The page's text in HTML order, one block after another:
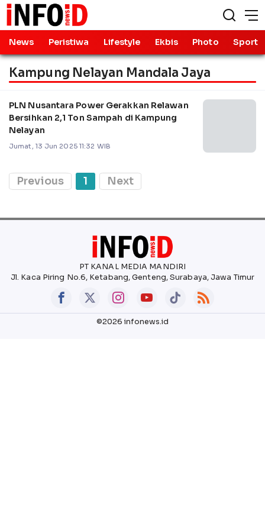
News Peristiwa Lifestyle Ekbis Photo Sport
Kampung Nelayan Mandala Jaya
PLN Nusantara Power Gerakkan Relawan
Bersihkan 2,1 Ton Sampah di Kampung
Nelayan
Jumat, 13 Jun 2025 11:32 WIB
Previous 1 Next
PT KANAL MEDIA MANDIRI
Jl. Kaca Piring No.6, Ketabang, Genteng, Surabaya, Jawa Timur
©2026 infonews.id